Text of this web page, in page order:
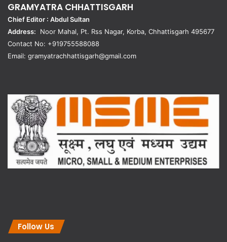
GRAMYATRA CHHATTISGARH
Chief Editor : Abdul Sultan
Address: Noor Mahal, Pt. Rss Nagar, Korba, Chhattisgarh 495677
Contact No: +919755588088
Email: gramyatrachhattisgarh@gmail.com
Follow Us